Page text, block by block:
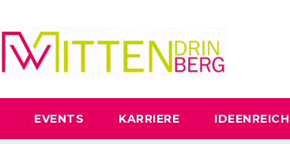
EVENTS KARRIERE IDEENREICH